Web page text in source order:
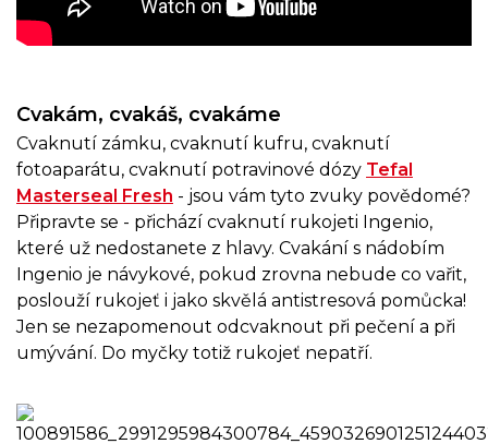
Cvakám, cvakáš, cvakáme
Cvaknutí zámku, cvaknutí kufru, cvaknutí
fotoaparátu, cvaknutí potravinové dózy Tefal
Masterseal Fresh - jsou vám tyto zvuky povědomé?
Připravte se - přichází cvaknutí rukojeti Ingenio,
které už nedostanete z hlavy. Cvakání s nádobím
Ingenio je návykové, pokud zrovna nebude co vařit,
poslouží rukojeť i jako skvělá antistresová pomůcka!
Jen se nezapomenout odcvaknout při pečení a při
umývání. Do myčky totiž rukojeť nepatří.